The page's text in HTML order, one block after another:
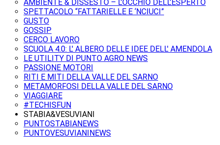
AMBIENTE & DISSESTO – L’OCCHIO DELL’ESPERTO
SPETTACOLO “FATTARIELLE E ‘NCIUCI”
GUSTO
GOSSIP
CERCO LAVORO
SCUOLA 4.0: L' ALBERO DELLE IDEE DELL' AMENDOLA
LE UTILITY DI PUNTO AGRO NEWS
PASSIONE MOTORI
RITI E MITI DELLA VALLE DEL SARNO
METAMORFOSI DELLA VALLE DEL SARNO
VIAGGIARE
#TECHISFUN
STABIA&VESUVIANI
PUNTOSTABIANEWS
PUNTOVESUVIANINEWS